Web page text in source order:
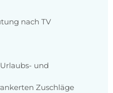
nach TV
und
Zuschläge